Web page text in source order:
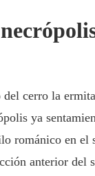
del cerro la
ya
románico en
anterior del